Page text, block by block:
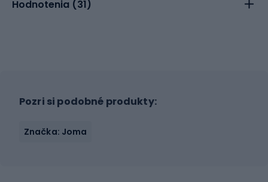
Hodnotenia (31)
Pozri si podobné produkty:
Značka: Joma